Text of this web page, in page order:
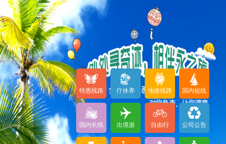
特惠线路 疗休养 地接线路 国内短线
国内长线 出境游 自由行 公司公告